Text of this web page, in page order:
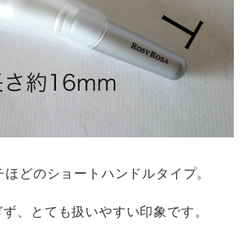
どのショートハンドルタイプ。
、とても扱いやすい印象です。